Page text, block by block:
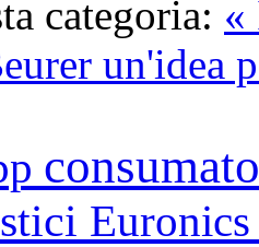
categoria: «
un'idea